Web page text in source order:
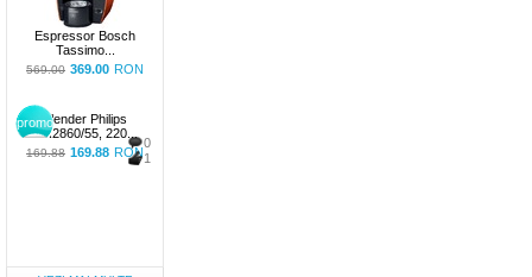
Espressor Bosch
Tassimo...
569.00 369.00 RON
promo
0
1
Blender Philips
HR2860/55, 220...
169.88 169.88 RON